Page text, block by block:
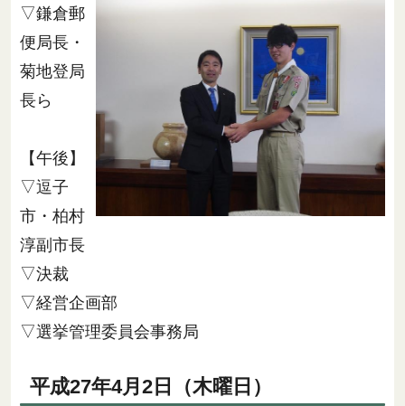
▽鎌倉郵
便局長・
菊地登局
長ら
【午後】
▽逗子
市・柏村
淳副市長
▽決裁
▽経営企画部
▽選挙管理委員会事務局
平成27年4月2日（木曜日）